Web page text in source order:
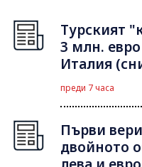
Турският
3 млн. евро
Италия
преди 7 часа
Първи
двойното